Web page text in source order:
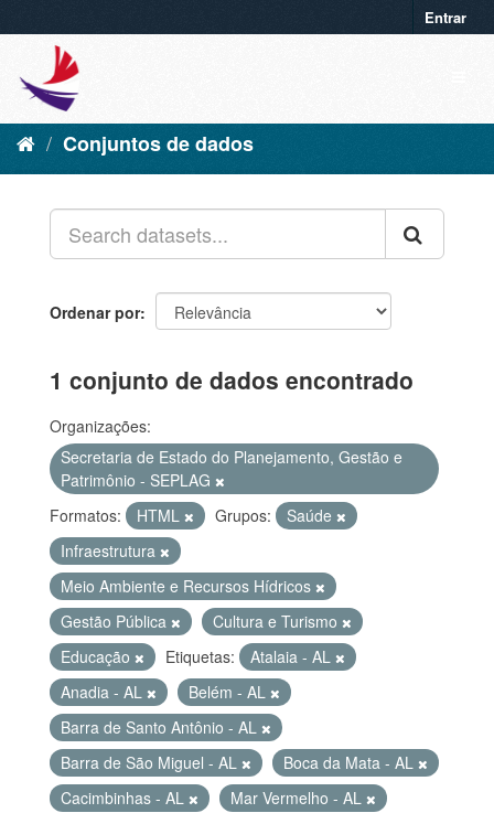
Entrar
Conjuntos de dados
Ordenar por
1 conjunto de dados encontrado
Organizações:
Secretaria de Estado do Planejamento, Gestão e
Patrimônio - SEPLAG
Formatos:
HTML Grupos:
Saúde
Infraestrutura
Meio Ambiente e Recursos Hídricos
Gestão Pública
Cultura e Turismo
Educação
Etiquetas:
Atalaia - AL
Anadia - AL
Belém - AL
Barra de Santo Antônio - AL
Barra de São Miguel - AL
Boca da Mata - AL
Cacimbinhas - AL
Mar Vermelho - AL